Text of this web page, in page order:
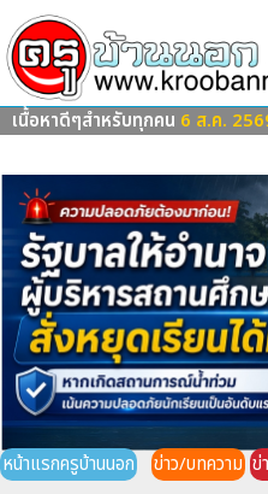
เนื้อหาดีๆสำหรับทุกคน 6 ส.ค.
หน้าแรกครูบ้านนอก ข่าว/บทความ ข่